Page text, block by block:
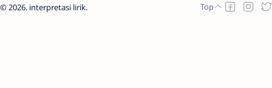
2026. interpretasi lirik.